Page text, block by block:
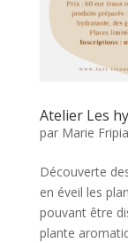
Atelier Les
par Marie
Découverte
en éveil les
pouvant être
plante